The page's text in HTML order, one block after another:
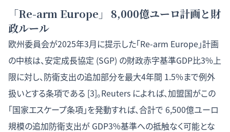
「Re-arm Europe」 8,000億ユーロ計画と財
政ルール
欧州委員会が2025年3月に提示した「Re-arm Europe」計画
の中核は、安定成長協定 (SGP) の財政赤字基準GDP比3%上
限に対し、防衛支出の追加部分を最大4年間 1.5%まで例外
扱いとする条項である [3]。Reuters によれば、加盟国がこの
「国家エスケープ条項」を発動すれば、合計で 6,500億ユーロ
規模の追加防衛支出が GDP3%基準への抵触なく可能とな